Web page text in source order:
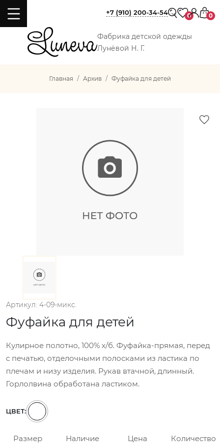
Фабрика детской одежды
Лунёвой Н. Г.
+7 (910) 200-34-54 0 0
Главная Архив Фуфайка для детей
Артикул: 4-09-микс.
Фуфайка для детей
Кулирное полотно, 100% х/б. Фуфайка-прямая, перед
с печатью, отделочными полосками из ластика по
плечам и низу изделия. Рукав втачной, длинный.
Горлолвина обработана ластиком.
ЦВЕТ:
Размер Наличие Цена Количество